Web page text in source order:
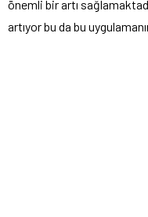
önemli bir artı
artıyor bu da bu